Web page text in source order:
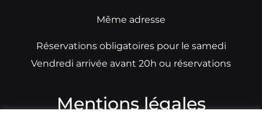
Même adresse
Réservations obligatoires pour le samedi
Vendredi arrivée avant 20h ou réservations
Mentions légales